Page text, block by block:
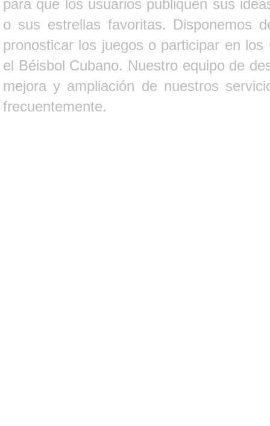
para que los usuarios publiquen sus
o sus estrellas favoritas. Disponemos
pronosticar los juegos o participar en
el Béisbol Cubano. Nuestro equipo de
mejora y ampliación de nuestros
frecuentemente.